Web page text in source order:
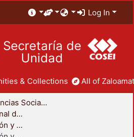
Log In
Secretaría de
Unidad
& Collections All of
División de Ciencias Sociales y Humanidades
Coordinación Divisional de Posgrado
Maestría en Planeación y Políticas Metropolitanas